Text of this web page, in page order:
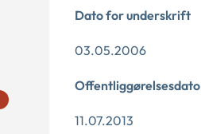
Dato for underskrift
03.05.2006
Offentliggørelsesdato
11.07.2013